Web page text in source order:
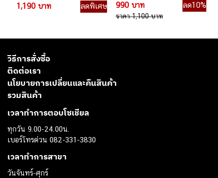
Pedal Board บอร์ด
1,190 บาท ลดพิเศษ
990 บาท
ลด10%
ราคา 1,100 บาท
วิธีการสั่งซื้อ
ติดต่อเรา
นโยบายการเปลี่ยนและคืนสินค้า
รวมสินค้า
เวลาทำการตอบโซเชียล
ทุกวัน 9.00-24.00น.
เบอร์โทรด่วน 082-331-3830
เวลาทำการสาขา
วันจันทร์-ศุกร์